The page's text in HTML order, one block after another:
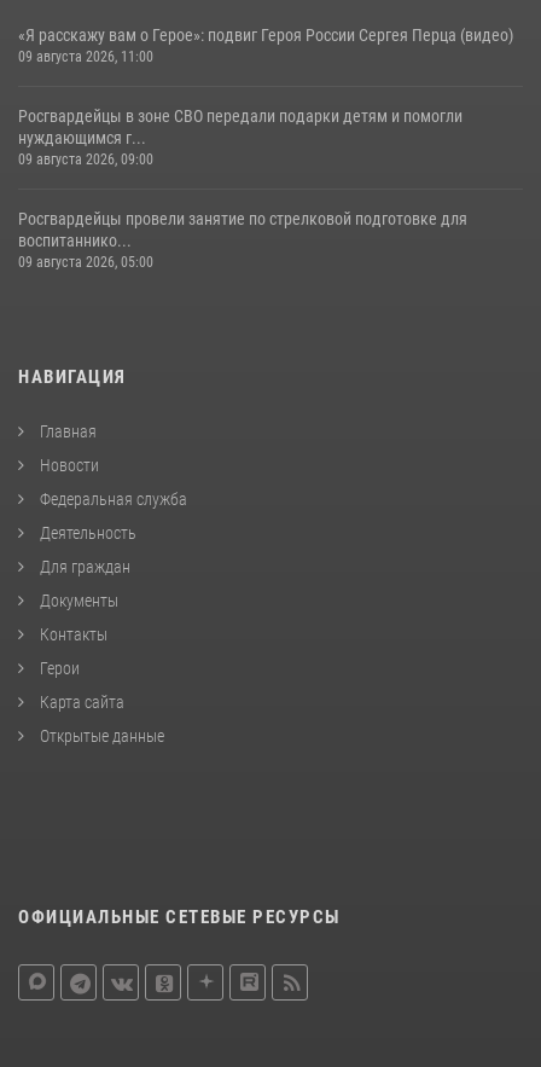
«Я расскажу вам о Герое»: подвиг Героя России Сергея Перца (видео)
09 августа 2026, 11:00
Росгвардейцы в зоне СВО передали подарки детям и помогли
нуждающимся г...
09 августа 2026, 09:00
Росгвардейцы провели занятие по стрелковой подготовке для
воспитаннико...
09 августа 2026, 05:00
НАВИГАЦИЯ
Главная
Новости
Федеральная служба
Деятельность
Для граждан
Документы
Контакты
Герои
Карта сайта
Открытые данные
ОФИЦИАЛЬНЫЕ СЕТЕВЫЕ РЕСУРСЫ